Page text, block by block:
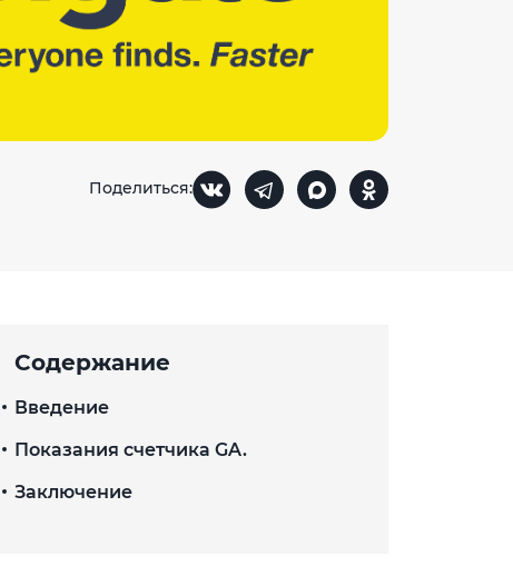
Поделиться:
Содержание
Введение
Показания счетчика GA.
Заключение